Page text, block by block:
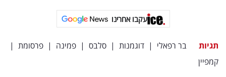
עקבו אחרינו
תגיות בר רפאלי | דוגמנות | סלבס | פמינה | פרסומת |
קמפיין